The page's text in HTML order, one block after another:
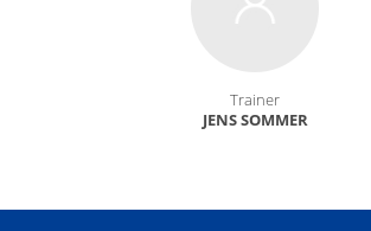
Train­er
JENS SOM­MER